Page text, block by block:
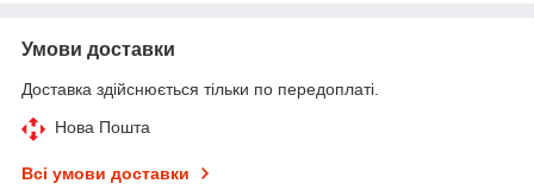
Умови доставки
Доставка здійснюється тільки по передоплаті.
Нова Пошта
Всі умови доставки